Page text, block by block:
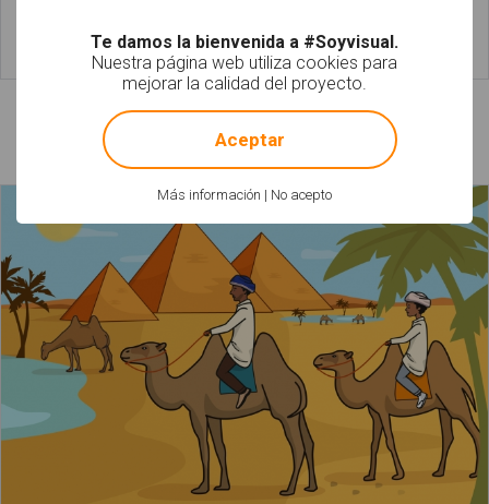
Leer más Leer más
Láminas relacionadas
Te damos la bienvenida a #Soyvisual.
Nuestra página web utiliza cookies para
mejorar la calidad del proyecto.
Más información | No acepto
! Not valid!
Aceptar